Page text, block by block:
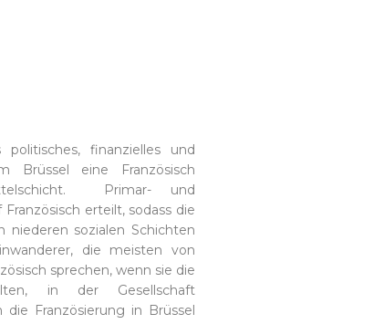
finanzielles und
Brüssel eine Französisch
Primar- und
erteilt, sodass die
niederen sozialen Schichten
die meisten von
sprechen, wenn sie die
in der Gesellschaft
Französierung in Brüssel